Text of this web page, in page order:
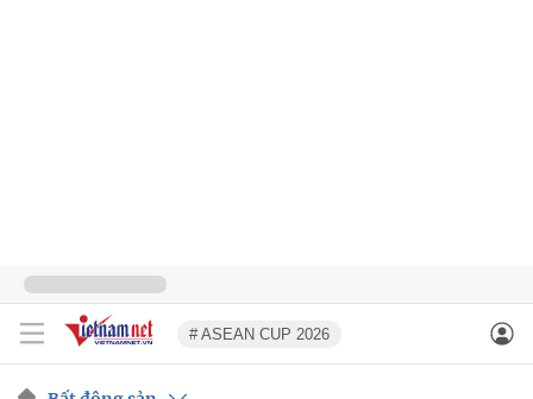
# ASEAN CUP 2026